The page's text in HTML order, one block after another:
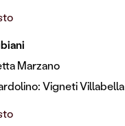
Marzano
Vigneti Villabella